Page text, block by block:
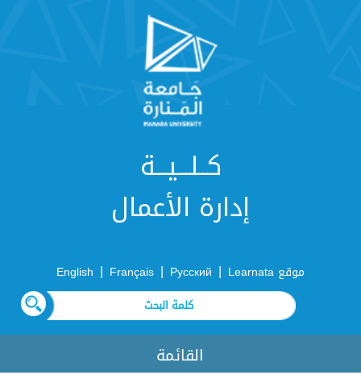
كــلـــيـــة
إدارة الأعمال
موقع Learnata |
Русский
|
Français
|
English
القائمة